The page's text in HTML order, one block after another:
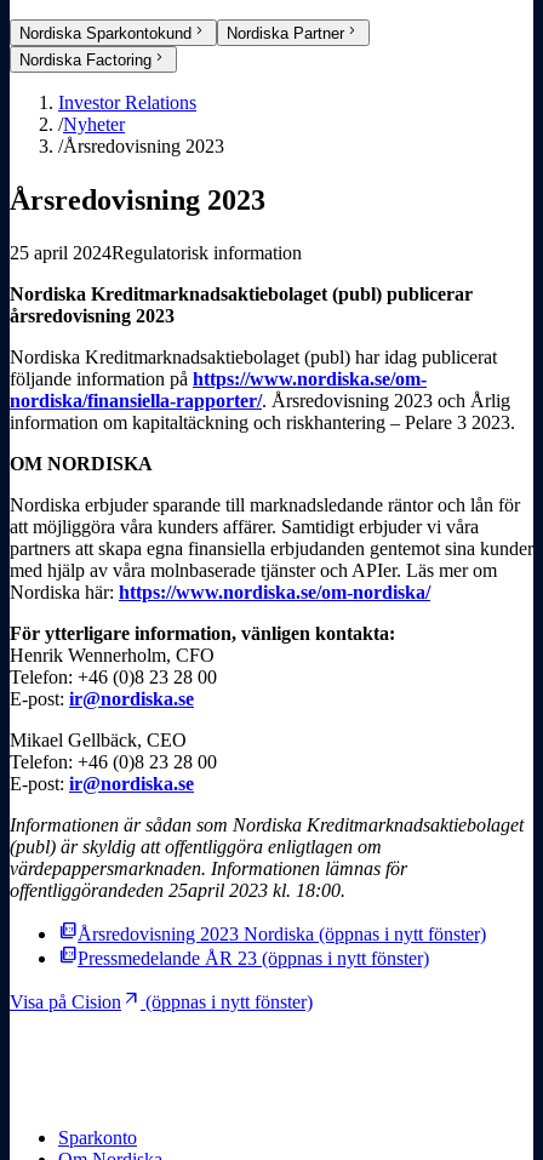
Nordiska Sparkontokund chevron_right Nordiska Partnerchevron_right
Nordiska Factoring chevron_right
Investor Relations
/Nyheter
/Årsredovisning 2023
Årsredovisning 2023
25 april 2024Regulatorisk information
Nordiska Kreditmarknads­aktiebolaget (publ) publicerar
årsredovisning 2023
Nordiska Kreditmarknads­aktiebolaget (publ) har idag publicerat
följande information på https://www.nordiska.se/om-
nordiska/finans­iella-rapporter/. Årsredovisning 2023 och Årlig
information om kapitaltäck­ning och riskhantering – Pelare 3 2023.
OM NORDISKA
Nordiska erbjuder sparande till marknads­ledande räntor och lån för
att möjliggöra våra kunders affärer. Samtidigt erbjuder vi våra
partners att skapa egna finans­iella erbjudanden gentemot sina kunder
med hjälp av våra molnbaserade tjänster och APIer. Läs mer om
Nordiska här: https://www.nordiska.se/om-nordiska/
För ytterligare information, vänligen kontakta:
Henrik Wennerholm, CFO
Telefon: +46 (0)8 23 28 00
E-post: ir@nordiska.se
Mikael Gellbäck, CEO
Telefon: +46 (0)8 23 28 00
E-post: ir@nordiska.se
Informationen är sådan som Nordiska Kreditmarknads­aktiebolaget
(publ) är skyldig att offentliggöra enligtlagen om
värdepappersmarknaden. Informationen lämnas för
offentliggörandeden 25april 2023 kl. 18:00.
picture_as_pdfÅrsredovisning 2023 Nordiska (öppnas i nytt fönster)
picture_as_pdfPressmedelande ÅR 23 (öppnas i nytt fönster)
Visa på Cision arrow_outward (öppnas i nytt fönster)
Sparkonto